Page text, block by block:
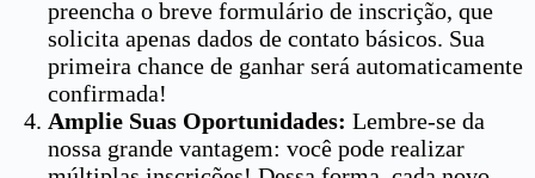
preencha o breve formulário de inscrição, que
solicita apenas dados de contato básicos. Sua
primeira chance de ganhar será automaticamente
confirmada!
Amplie Suas Oportunidades: Lembre-se da
nossa grande vantagem: você pode realizar